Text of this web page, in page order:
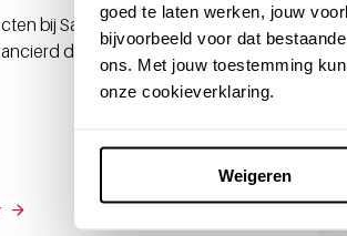
goed te laten werken, jouw
bijvoorbeeld voor dat
ons. Met jouw toestemming
onze cookieverklaring.
Weigeren
bij Sanquin Research worden
door de Europese Unie.